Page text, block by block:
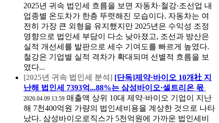
2025년 귀속 법인세 흐름을 보면 자동차·철강·조선업 내
업종별 온도차가 한층 뚜렷해진 모습이다. 자동차는 여
전히 가장 큰 외형을 유지했지만 2025년은 수익성 조정
영향으로 법인세 부담이 다소 낮아졌고, 조선과 방산은
실적 개선세를 발판으로 세수 기여도를 빠르게 높였다.
철강은 기업별 실적 격차가 확대되며 선별적 흐름을 보
였다...
[2025년 귀속 법인세 분석] [단독]제약·바이오 10개社 지
난해 법인세 7393억...88%는 삼성바이오·셀트리온 몫
2026.04.09 13:59 매출액 상위 10대 제약·바이오 기업이 지난
해 7천400억원 가량의 법인세비용을 계상한 것으로 나타
났다. 삼성바이오로직스가 5천억원에 가까운 법인세비